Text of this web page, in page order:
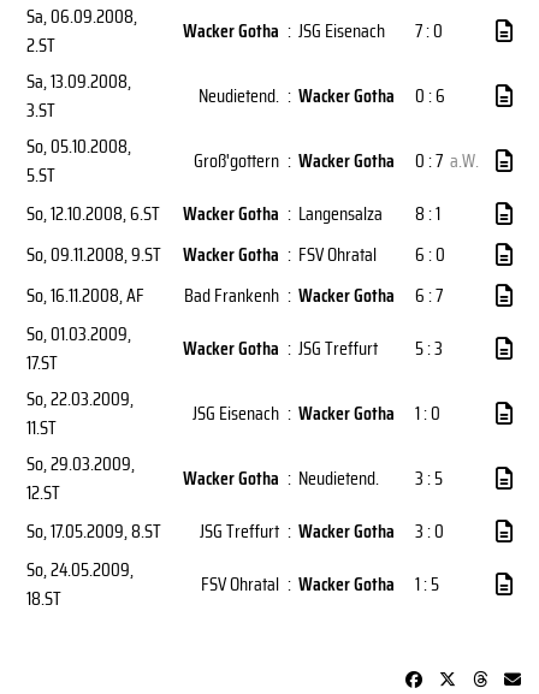
Sa, 06.09.2008,
2.ST
Wacker Gotha : JSG Eisenach
7 : 0
Sa, 13.09.2008,
3.ST
Neudietend. : Wacker Gotha
0 : 6
So, 05.10.2008,
5.ST
Groß'gottern : Wacker Gotha 0 : 7 a.W.
So, 12.10.2008, 6.ST Wacker Gotha : Langensalza
8 : 1
So, 09.11.2008, 9.ST Wacker Gotha : FSV Ohratal
6 : 0
So, 16.11.2008, AF Bad Frankenh : Wacker Gotha
6 : 7
So, 01.03.2009,
17.ST
Wacker Gotha : JSG Treffurt
5 : 3
So, 22.03.2009,
11.ST
JSG Eisenach : Wacker Gotha
1 : 0
So, 29.03.2009,
12.ST
Wacker Gotha : Neudietend.
3 : 5
So, 17.05.2009, 8.ST JSG Treffurt : Wacker Gotha
3 : 0
So, 24.05.2009,
18.ST
FSV Ohratal : Wacker Gotha 1 : 5